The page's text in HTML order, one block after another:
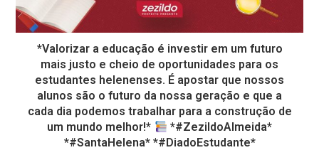
*Valorizar a educação é investir em um futuro
mais justo e cheio de oportunidades para os
estudantes helenenses. É apostar que nossos
alunos são o futuro da nossa geração e que a
cada dia podemos trabalhar para a construção de
um mundo melhor!*
*#ZezildoAlmeida*
*#SantaHelena* *#DiadoEstudante*